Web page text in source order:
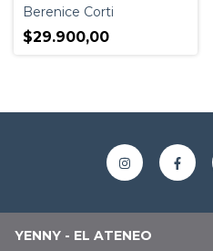
Berenice Corti
$29.900,00
YENNY - EL ATENEO